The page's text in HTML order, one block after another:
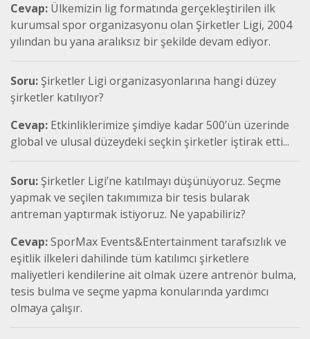
Cevap: Ülkemizin lig formatında gerçekleştirilen ilk
kurumsal spor organizasyonu olan Şirketler Ligi, 2004
yılından bu yana aralıksız bir şekilde devam ediyor.
Soru: Şirketler Ligi organizasyonlarına hangi düzey
şirketler katılıyor?
Cevap: Etkinliklerimize şimdiye kadar 500’ün üzerinde
global ve ulusal düzeydeki seçkin şirketler iştirak etti...
Soru: Şirketler Ligi’ne katılmayı düşünüyoruz. Seçme
yapmak ve seçilen takımımıza bir tesis bularak
antreman yaptırmak istiyoruz. Ne yapabiliriz?
Cevap:SporMax Events&Entertainment tarafsızlık ve
eşitlik ilkeleri dahilinde tüm katılımcı şirketlere
maliyetleri kendilerine ait olmak üzere antrenör bulma,
tesis bulma ve seçme yapma konularında yardımcı
olmaya çalışır.